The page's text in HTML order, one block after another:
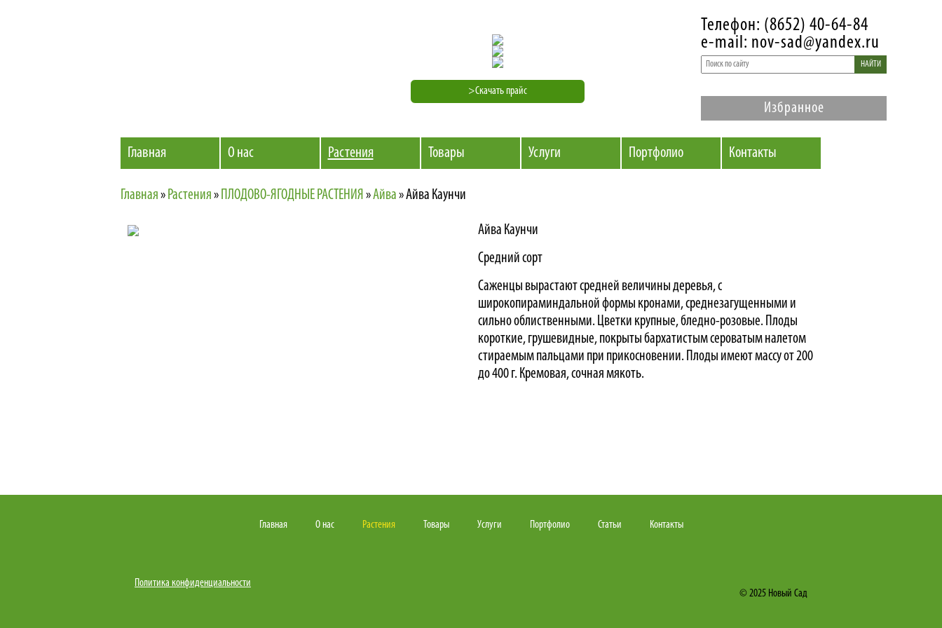
>Скачать прайс
Телефон: (8652) 40-64-84
e-mail: nov-sad@yandex.ru
НАЙТИ
Избранное
Главная О нас Растения Товары Услуги Портфолио Контакты
Главная» Растения» ПЛОДОВО-ЯГОДНЫЕ РАСТЕНИЯ »Айва»Айва Каунчи
Айва Каунчи
Средний сорт
Саженцы вырастают средней величины деревья, с
широкопираминдальной формы кронами, среднезагущенными и
сильно облиственными. Цветки крупные, бледно-розовые. Плоды
короткие, грушевидные, покрыты бархатистым сероватым налетом
стираемым пальцами при прикосновении. Плоды имеют массу от 200
до 400 г. Кремовая, сочная мякоть.
Главная О нас Растения Товары Услуги Портфолио Статьи Контакты
Политика конфиденциальности
© 2025 Новый Сад